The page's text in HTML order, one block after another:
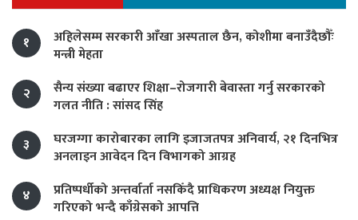
१
अहिलेसम्म सरकारी आँखा अस्पताल छैन, कोशीमा बनाउँदैछौँः
मन्त्री मेहता
२
सैन्य संख्या बढाएर शिक्षा–रोजगारी बेवास्ता गर्नु सरकारको
गलत नीति : सांसद सिंह
३
घरजग्गा कारोबारका लागि इजाजतपत्र अनिवार्य, २१ दिनभित्र
अनलाइन आवेदन दिन विभागको आग्रह
४
प्रतिष्पर्धीको अन्तर्वार्ता नसकिँदै प्राधिकरण अध्यक्ष नियुक्त
गरिएको भन्दै काँग्रेसको आपत्ति